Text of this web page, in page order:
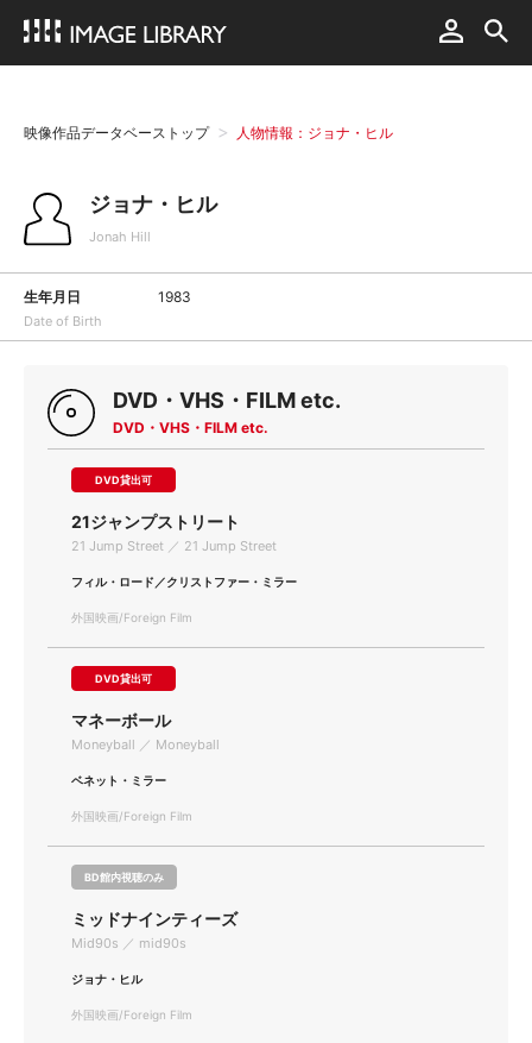
映像作品データベーストップ 人物情報：ジョナ・ヒル
ジョナ・ヒル
Jonah Hill
生年月日
Date of Birth
1983
DVD・VHS・FILM etc.
DVD・VHS・FILM etc.
DVD貸出可
21ジャンプストリート
21 Jump Street ／ 21 Jump Street
フィル・ロード／クリストファー・ミラー
外国映画/Foreign Film
DVD貸出可
マネーボール
Moneyball ／ Moneyball
ベネット・ミラー
外国映画/Foreign Film
BD館内視聴のみ
ミッドナインティーズ
Mid90s ／ mid90s
ジョナ・ヒル
外国映画/Foreign Film